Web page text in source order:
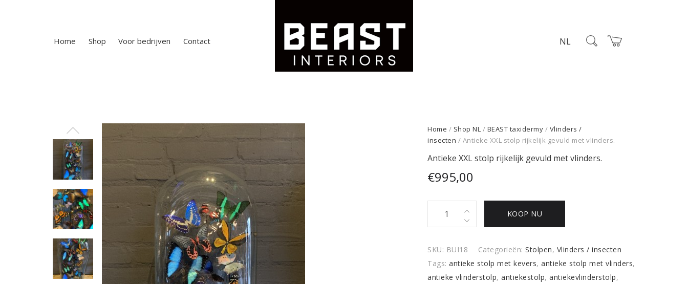
Home Shop Voor bedrijven Contact NL
Home / Shop NL / BEAST taxidermy / Vlinders /
insecten / Antieke XXL stolp rijkelijk gevuld met vlinders.
Antieke XXL stolp rijkelijk gevuld met vlinders.
€995,00
rijkelijk
gevuld
met
KOOP NU
SKU: BUI18 Categorieën:Stolpen, Vlinders / insecten
Tags:antieke stolp met kevers,antieke stolp met vlinders,
antieke vlinderstolp,antiekestolp,antiekevlinderstolp,